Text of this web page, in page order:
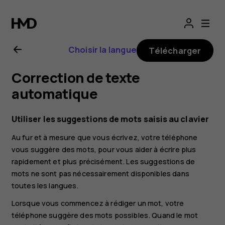
Guide
de
l'utilisateur
Nokia
G20
Choisir la langue Télécharger
Correction de texte
automatique
Utiliser les suggestions de mots saisis au clavier
Au fur et à mesure que vous écrivez, votre téléphone
vous suggère des mots, pour vous aider à écrire plus
rapidement et plus précisément. Les suggestions de
mots ne sont pas nécessairement disponibles dans
toutes les langues.
Lorsque vous commencez à rédiger un mot, votre
téléphone suggère des mots possibles. Quand le mot